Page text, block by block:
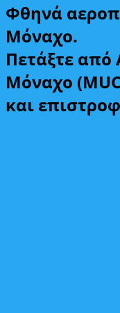
Φθηνά
Μόναχο.
Πετάξτε από
Μόναχο
και